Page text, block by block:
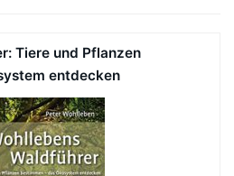
Tiere und Pflanzen
entdecken